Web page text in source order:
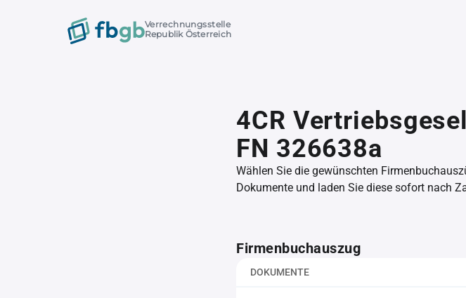
Verrechnungsstelle
Republik Österreich
4CR
FN 326638a
Wählen Sie die gewünschten
Dokumente und laden Sie diese sofort nach
Firmenbuchauszug
DOKUMENTE